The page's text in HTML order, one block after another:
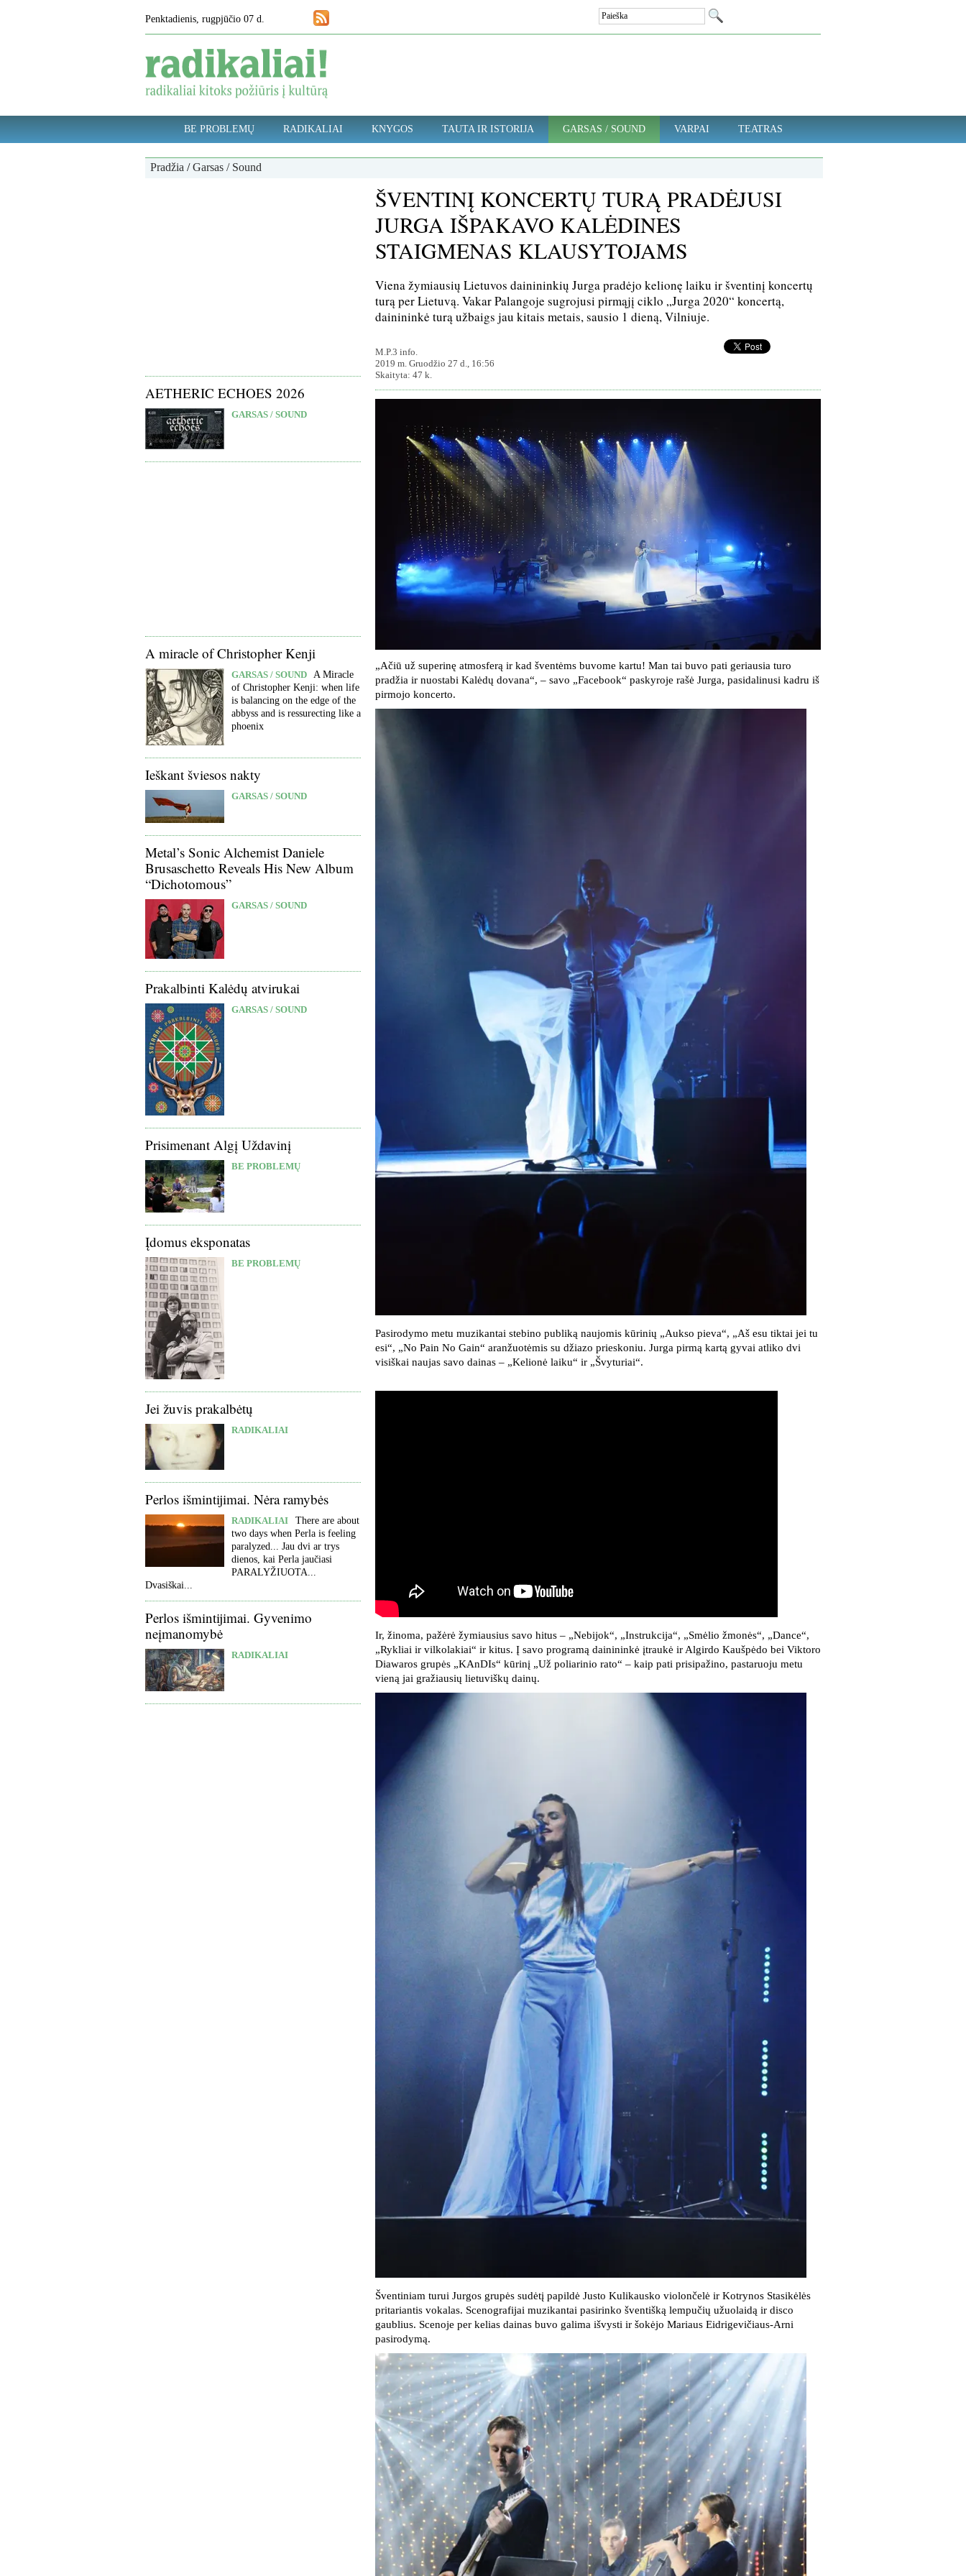
Penktadienis, rugpjūčio 07 d.
BE PROBLEMŲ RADIKALIAI KNYGOS TAUTA IR ISTORIJA GARSAS / SOUND VARPAI TEATRAS
Pradžia /Garsas / Sound
AETHERIC ECHOES 2026
GARSAS / SOUND
A miracle of Christopher Kenji
GARSAS / SOUND A Miracle
of Christopher Kenji: when life
is balancing on the edge of the
abbyss and is ressurecting like a
phoenix
Ieškant šviesos nakty
GARSAS / SOUND
Metal’s Sonic Alchemist Daniele
Brusaschetto Reveals His New Album
“Dichotomous”
GARSAS / SOUND
Prakalbinti Kalėdų atvirukai
GARSAS / SOUND
Prisimenant Algį Uždavinį
BE PROBLEMŲ
Įdomus eksponatas
BE PROBLEMŲ
Jei žuvis prakalbėtų
RADIKALIAI
Perlos išmintijimai. Nėra ramybės
RADIKALIAI
There are about
two days when Perla is feeling
paralyzed... Jau dvi ar trys
dienos, kai Perla jaučiasi
PARALYŽIUOTA...
Dvasiškai...
Perlos išmintijimai. Gyvenimo
neįmanomybė
RADIKALIAI
ŠVENTINĮ KONCERTŲ TURĄ PRADĖJUSI
JURGA IŠPAKAVO KALĖDINES
STAIGMENAS KLAUSYTOJAMS
Viena žymiausių Lietuvos dainininkių Jurga pradėjo kelionę laiku ir šventinį koncertų
turą per Lietuvą. Vakar Palangoje sugrojusi pirmąjį ciklo „Jurga 2020“ koncertą,
dainininkė turą užbaigs jau kitais metais, sausio 1 dieną, Vilniuje.
M.P.3 info.
2019 m. Gruodžio 27 d., 16:56
Skaityta: 47 k.
„Ačiū už superinę atmosferą ir kad šventėms buvome kartu! Man tai buvo pati geriausia turo
pradžia ir nuostabi Kalėdų dovana“, – savo „Facebook“ paskyroje rašė Jurga, pasidalinusi kadru iš
pirmojo koncerto.
Pasirodymo metu muzikantai stebino publiką naujomis kūrinių „Aukso pieva“, „Aš esu tiktai jei tu
esi“, „No Pain No Gain“ aranžuotėmis su džiazo prieskoniu. Jurga pirmą kartą gyvai atliko dvi
visiškai naujas savo dainas – „Kelionė laiku“ ir „Švyturiai“.
Ir, žinoma, pažėrė žymiausius savo hitus – „Nebijok“, „Instrukcija“, „Smėlio žmonės“, „Dance“,
„Rykliai ir vilkolakiai“ ir kitus. Į savo programą dainininkė įtraukė ir Algirdo Kaušpėdo bei Viktoro
Diawaros grupės „KAnDIs“ kūrinį „Už poliarinio rato“ – kaip pati prisipažino, pastaruoju metu
vieną jai gražiausių lietuviškų dainų.
Šventiniam turui Jurgos grupės sudėtį papildė Justo Kulikausko violončelė ir Kotrynos Stasikėlės
pritariantis vokalas. Scenografijai muzikantai pasirinko šventišką lempučių užuolaidą ir disco
gaublius. Scenoje per kelias dainas buvo galima išvysti ir šokėjo Mariaus Eidrigevičiaus-Arni
pasirodymą.